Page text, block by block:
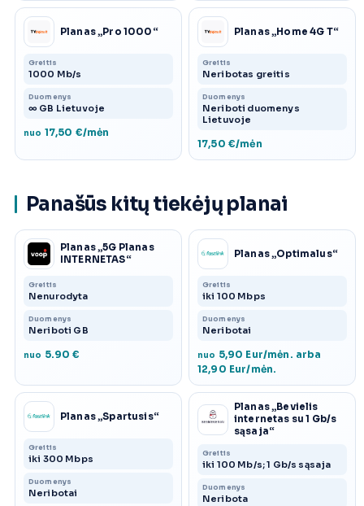
Planas „Pro 1000“
Greitis
1000 Mb/s
Duomenys
∞ GB Lietuvoje
nuo 17,50 €/mėn
Planas „Home 4G T“
Greitis
Neribotas greitis
Duomenys
Neriboti duomenys
Lietuvoje
17,50 €/mėn
Panašūs kitų tiekėjų planai
Planas „5G Planas
INTERNETAS“
Greitis
Nenurodyta
Duomenys
Neriboti GB
nuo 5.90 €
Planas „Optimalus“
Greitis
iki 100 Mbps
Duomenys
Neribotai
nuo 5,90 Eur/mėn. arba
12,90 Eur/mėn.
Planas „Spartusis“
Greitis
iki 300 Mbps
Duomenys
Neribotai
Planas „Bevielis
internetas su 1 Gb/s
sąsaja“
Greitis
iki 100 Mb/s; 1 Gb/s sąsaja
Duomenys
Neribota